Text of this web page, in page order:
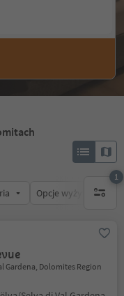
Opcje wyżywienia
1
1
Gardena, Dolomites Region